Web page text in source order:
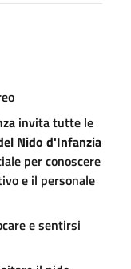
invita tutte le
Nido d'Infanzia
per conoscere
e il personale
e sentirsi